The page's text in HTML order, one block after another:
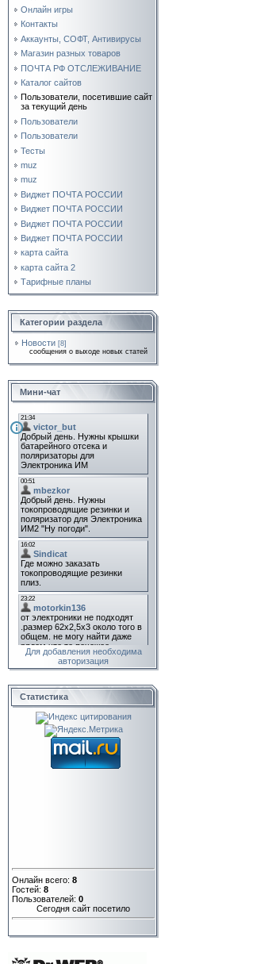
Онлайн игры
Контакты
Аккаунты, СОФТ, Антивирусы
Магазин разных товаров
ПОЧТА РФ ОТСЛЕЖИВАНИЕ
Каталог сайтов
Пользователи, посетившие сайт
за текущий день
Пользователи
Пользователи
Тесты
muz
muz
Виджет ПОЧТА РОССИИ
Виджет ПОЧТА РОССИИ
Виджет ПОЧТА РОССИИ
Виджет ПОЧТА РОССИИ
карта сайта
карта сайта 2
Тарифные планы
Категории раздела
Новости [8]
сообщения о выходе новых статей
Мини-чат
Для добавления необходима
авторизация
Статистика
Онлайн всего: 8
Гостей: 8
Пользователей: 0
Сегодня сайт посетило